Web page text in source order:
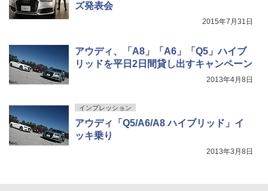
ズ発表会
2015年7月31日
アウディ、「A8」「A6」「Q5」ハイブ
リッドを平日2日間貸し出すキャンペーン
2013年4月8日
インプレッション
アウディ「Q5/A6/A8 ハイブリッド」イ
ッキ乗り
2013年3月8日